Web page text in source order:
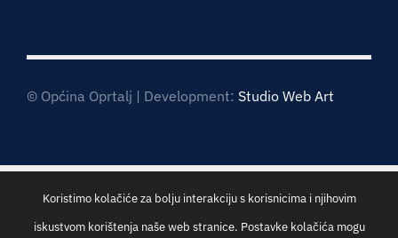
© Općina Oprtalj | Development: Studio Web Art
Koristimo kolačiće za bolju interakciju s korisnicima i njihovim
iskustvom korištenja naše web stranice. Postavke kolačića mogu